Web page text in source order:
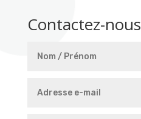
Contactez-nous